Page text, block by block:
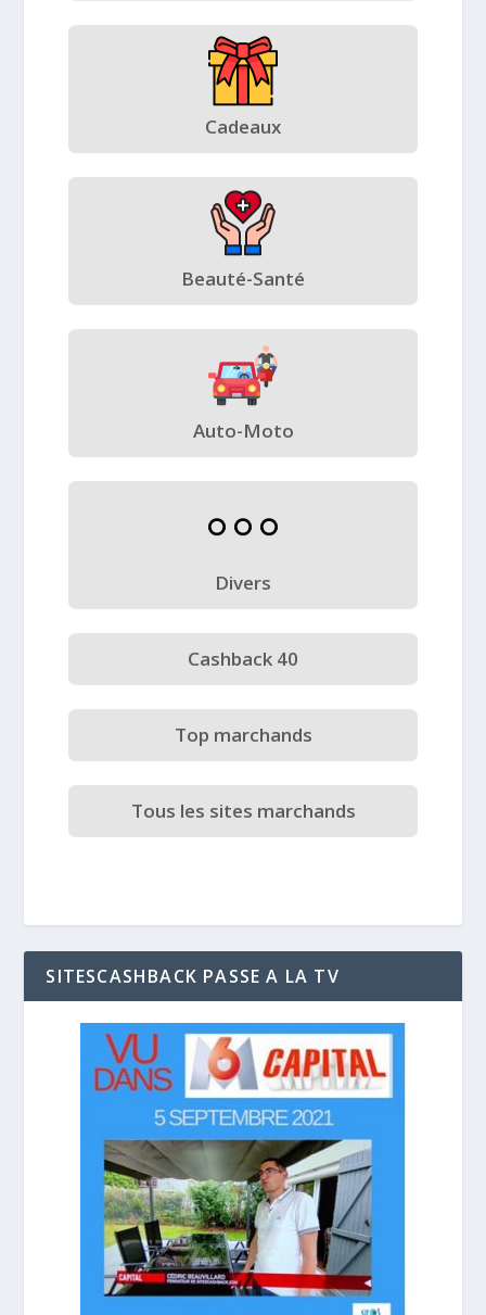
Cadeaux
Beauté-Santé
Auto-Moto
Divers
Cashback 40
Top marchands
Tous les sites marchands
SITESCASHBACK PASSE A LA TV